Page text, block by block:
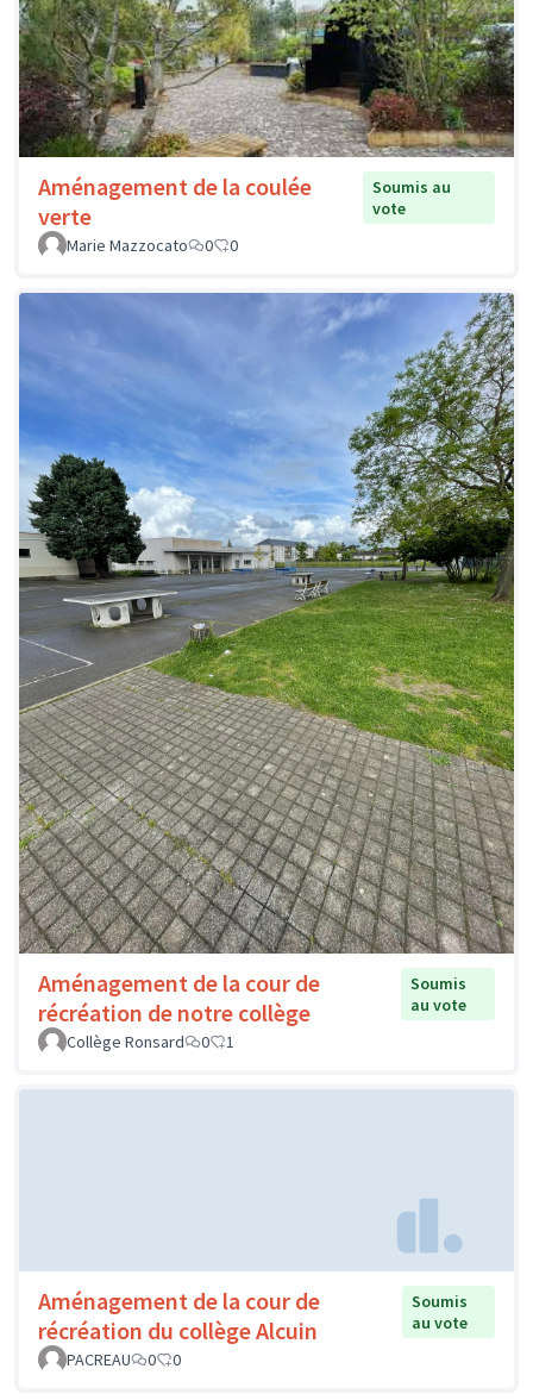
Aménagement de la coulée
verte
Soumis au
vote
Marie Mazzocato
0 0
Aménagement de la cour de
récréation de notre collège
Soumis
au vote
Collège Ronsard
0 1
Aménagement de la cour de
récréation du collège Alcuin
Soumis
au vote
PACREAU
0 0